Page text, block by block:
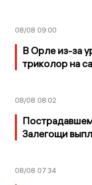
08/08 09:00
В Орле из-за
триколор на
08/08 08:02
Залегощи
08/08 07:34